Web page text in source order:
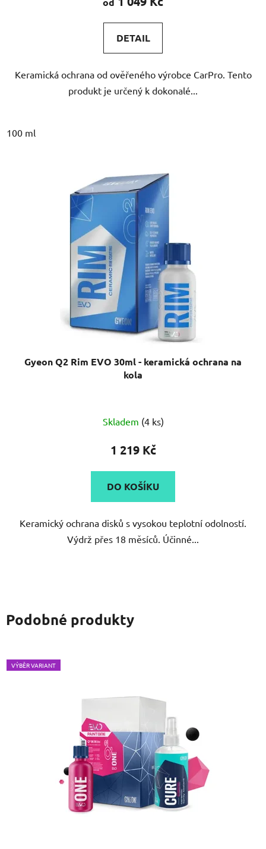
5,0
z
hvězdiček.
DETAIL
Keramická ochrana od ověřeného výrobce CarPro. Tento
produkt je určený k dokonalé...
100 ml
Gyeon Q2 Rim EVO 30ml - keramická ochrana na
kola
hodnocení
produktu
5,0
z
hvězdiček.
Skladem (4 ks)
1 219 Kč
DO KOŠÍKU
Keramický ochrana disků s vysokou teplotní odolností.
Výdrž přes 18 měsíců. Účinné...
Podobné produkty
VÝBĚR VARIANT